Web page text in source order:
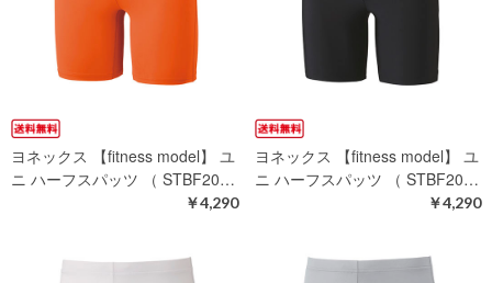
ヨネックス 【fitness model】 ユ
ニ ハーフスパッツ （ STBF20…
￥4,290
ヨネックス 【fitness model】 ユ
ニ ハーフスパッツ （ STBF20…
￥4,290